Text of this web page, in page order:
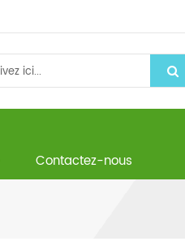
Contactez-nous